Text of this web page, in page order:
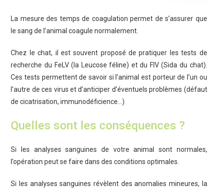
La mesure des temps de coagulation permet de s’assurer que
le sang de l’animal coagule normalement.
Chez le chat, il est souvent proposé de pratiquer les tests de
recherche du FeLV (la Leucose féline) et du FIV (Sida du chat).
Ces tests permettent de savoir si l’animal est porteur de l’un ou
l’autre de ces virus et d’anticiper d’éventuels problèmes (défaut
de cicatrisation, immunodéficience…)
Quelles sont les conséquences ?
Si les analyses sanguines de votre animal sont normales,
l’opération peut se faire dans des conditions optimales.
Si les analyses sanguines révèlent des anomalies mineures, la